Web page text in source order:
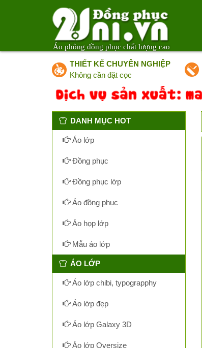
Áo phông đồng phục chất lượng cao
THIẾT KẾ CHUYÊN NGHIỆP
Không cần đặt cọc
DANH MỤC HOT
Áo lớp
Đồng phục
Đồng phục lớp
Áo đồng phục
Áo họp lớp
Mẫu áo lớp
ÁO LỚP
Áo lớp chibi, typograpphy
Áo lớp đẹp
Áo lớp Galaxy 3D
Áo lớp Oversize